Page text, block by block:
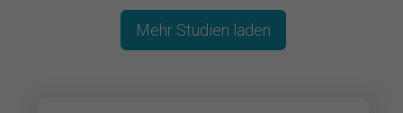
Mehr Studien laden